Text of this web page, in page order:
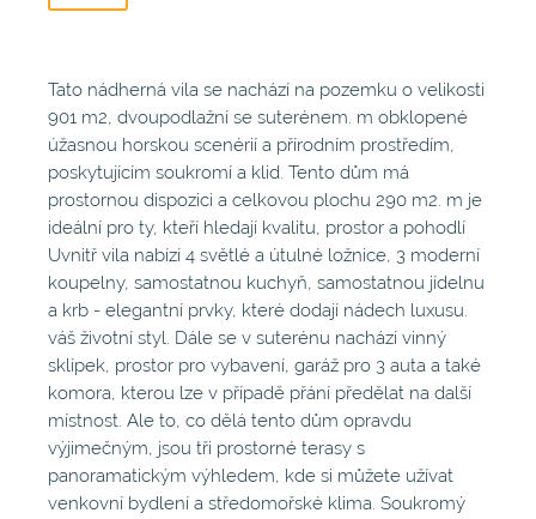
Tato nádherná vila se nachází na pozemku o velikosti
901 m2, dvoupodlažní se suterénem. m obklopené
úžasnou horskou scenérií a přírodním prostředím,
poskytujícím soukromí a klid. Tento dům má
prostornou dispozici a celkovou plochu 290 m2. m je
ideální pro ty, kteří hledají kvalitu, prostor a pohodlí
Uvnitř vila nabízí 4 světlé a útulné ložnice, 3 moderní
koupelny, samostatnou kuchyň, samostatnou jídelnu
a krb - elegantní prvky, které dodají nádech luxusu.
váš životní styl. Dále se v suterénu nachází vinný
sklípek, prostor pro vybavení, garáž pro 3 auta a také
komora, kterou lze v případě přání předělat na další
místnost. Ale to, co dělá tento dům opravdu
výjimečným, jsou tři prostorné terasy s
panoramatickým výhledem, kde si můžete užívat
venkovní bydlení a středomořské klima. Soukromý